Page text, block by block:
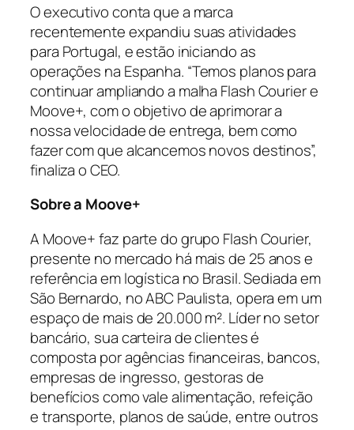
O executivo conta que a marca
recentemente expandiu suas atividades
para Portugal, e estão iniciando as
operações na Espanha. “Temos planos para
continuar ampliando a malha Flash Courier e
Moove+, com o objetivo de aprimorar a
nossa velocidade de entrega, bem como
fazer com que alcancemos novos destinos”,
finaliza o CEO.
Sobre a Moove+
A Moove+ faz parte do grupo Flash Courier,
presente no mercado há mais de 25 anos e
referência em logística no Brasil. Sediada em
São Bernardo, no ABC Paulista, opera em um
espaço de mais de 20.000 m². Líder no setor
bancário, sua carteira de clientes é
composta por agências financeiras, bancos,
empresas de ingresso, gestoras de
benefícios como vale alimentação, refeição
e transporte, planos de saúde, entre outros